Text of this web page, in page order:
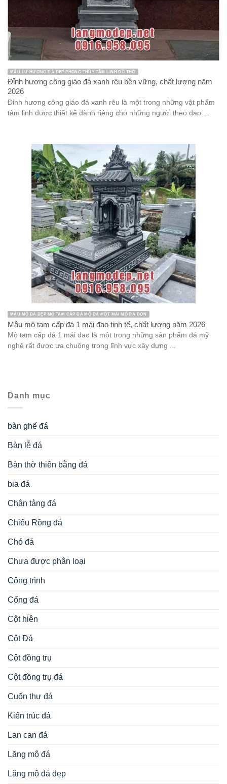
MẪU LƯ HƯƠNG ĐÁ ĐẸP PHONG THỦY TÂM LINH ĐỒ THỜ
Đỉnh hương công giáo đá xanh rêu bền vững, chất lượng năm
2026
Đỉnh hương công giáo đá xanh rêu là một trong những vật phẩm
tâm linh được thiết kế dành riêng cho những người theo đạo ...
MẪU MỘ ĐÁ ĐẸP MỘ TAM CẤP ĐÁ MỘ ĐÁ MỘT MÁI MỘ ĐÁ ĐƠN
Mẫu mộ tam cấp đá 1 mái đao tinh tế, chất lượng năm 2026
Mộ tam cấp đá 1 mái đao là một trong những sản phẩm đá mỹ
nghệ rất được ưa chuộng trong lĩnh vực xây dựng ...
Danh mục
bàn ghế đá
Bàn lễ đá
Bàn thờ thiên bằng đá
bia đá
Chân tảng đá
Chiếu Rồng đá
Chó đá
Chưa được phân loại
Công trình
Cổng đá
Cột hiên
Cột Đá
Cột đồng trụ
Cột đồng trụ đá
Cuốn thư đá
Kiến trúc đá
Lan can đá
Lăng mộ đá
Lăng mộ đá đẹp